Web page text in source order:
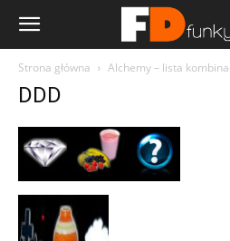
Strona główna Alchemy – lista
DDD